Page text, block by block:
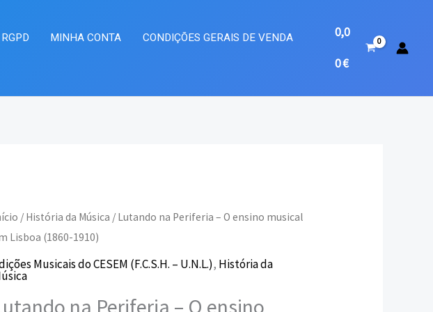
RGPD MINHA CONTA
CONDIÇÕES GERAIS DE VENDA
0,0
0€
/ História da Música / Lutando na Periferia – O ensino musical
Lisboa (1860-1910)
Musicais do CESEM (F.C.S.H. – U.N.L.), História da
na Periferia – O ensino
O
preço
O
preço